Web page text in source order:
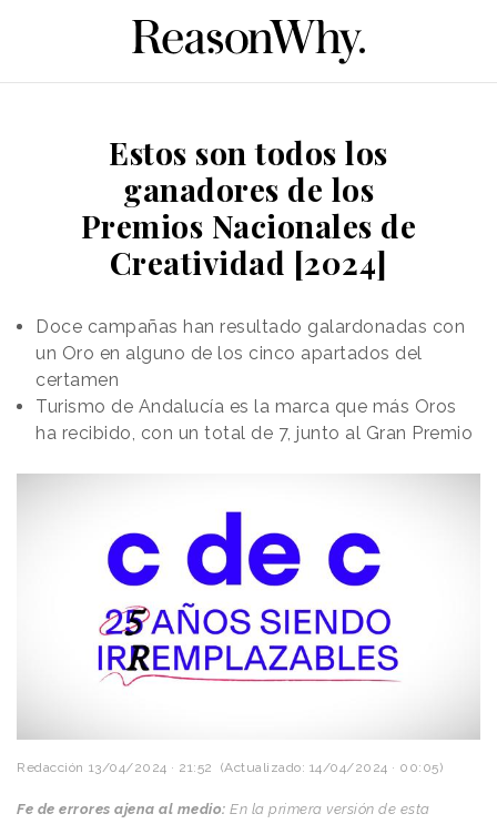
Estos son todos los
ganadores de los
Premios Nacionales de
Creatividad [2024]
Doce campañas han resultado galardonadas con
un Oro en alguno de los cinco apartados del
certamen
Turismo de Andalucía es la marca que más Oros
ha recibido, con un total de 7, junto al Gran Premio
Redacción 13/04/2024 · 21:52 (Actualizado: 14/04/2024 · 00:05)
Fe de errores ajena al medio: En la primera versión de esta